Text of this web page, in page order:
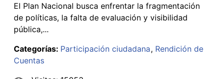
El Plan Nacional busca enfrentar la fragmentación
de políticas, la falta de evaluación y visibilidad
pública,...
Categorías: Participación ciudadana Rendición de
Cuentas